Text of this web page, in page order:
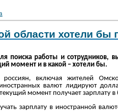
области хотели бы
поиска работы и сотрудников,
момент и в какой – хотели бы.
включая жителей
валют лидируют
момент получает зарплату в
зарплату в иностранной